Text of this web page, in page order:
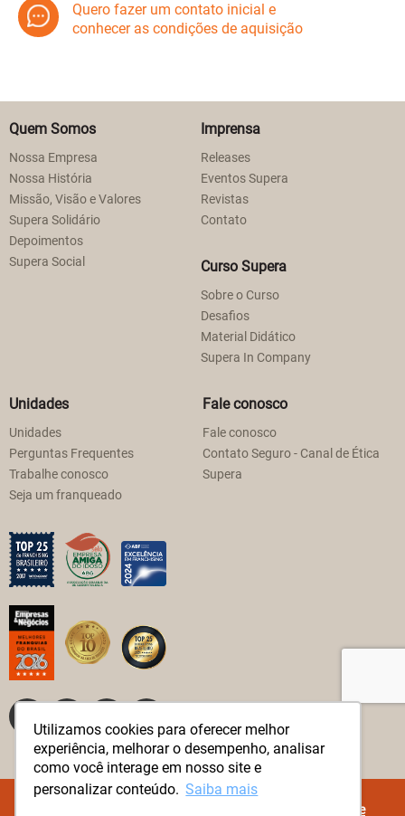
Utilizamos cookies para oferecer melhor
experiência, melhorar o desempenho, analisar
como você interage em nosso site e
personalizar conteúdo. Saiba mais
Quero fazer um contato inicial e
conhecer as condições de aquisição
Quem Somos
Nossa Empresa
Nossa História
Missão, Visão e Valores
Supera Solidário
Depoimentos
Supera Social
Imprensa
Releases
Eventos Supera
Revistas
Contato
Curso Supera
Sobre o Curso
Desafios
Material Didático
Supera In Company
Unidades
Unidades
Perguntas Frequentes
Trabalhe conosco
Seja um franqueado
Fale conosco
Fale conosco
Contato Seguro - Canal de Ética
Supera
Política de